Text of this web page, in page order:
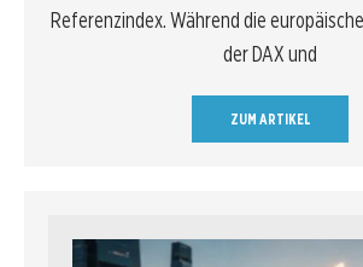
Referenzindex. Während die
der DAX und
ZUM ARTIKEL